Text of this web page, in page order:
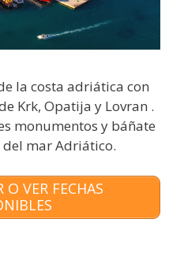
la costa adriática con
Krk, Opatija y Lovran .
monumentos y báñate
mar Adriático.
O VER FECHAS